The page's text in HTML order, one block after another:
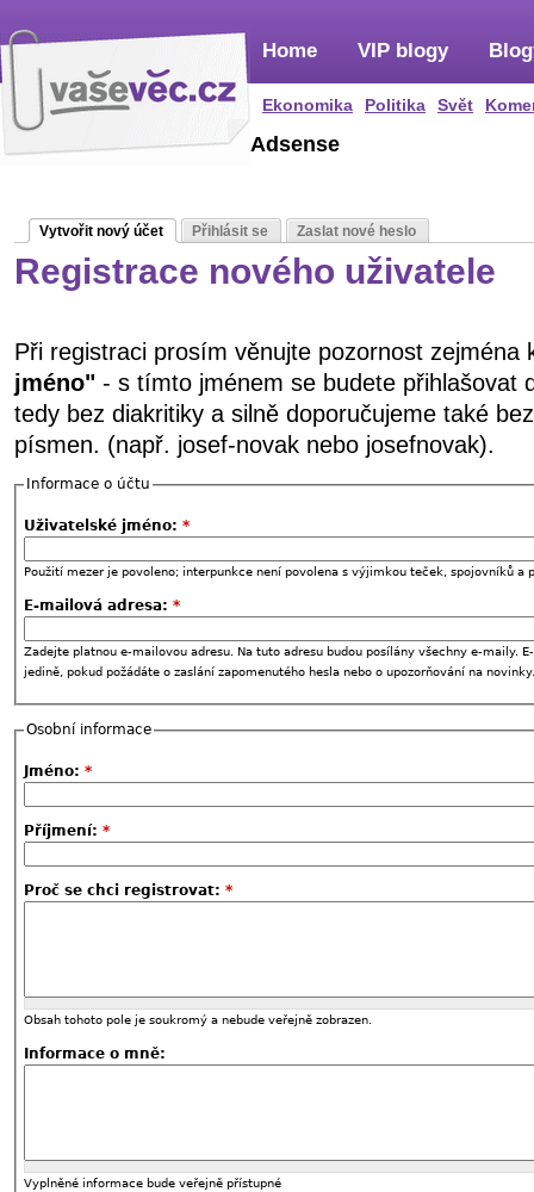
Home
Ekonomika Politika Svět
VIP blogy
Adsense
Vytvořit nový účet Přihlásit se Zaslat nové heslo
Registrace nového uživatele
Při registraci prosím věnujte pozornost zejména
jméno" - s tímto jménem se budete přihlašovat
tedy bez diakritiky a silně doporučujeme také
písmen. (např. josef-novak nebo josefnovak).
Informace o účtu
Uživatelské jméno: *
Použití mezer je povoleno; interpunkce není povolena s výjimkou teček, spojovníků a
E-mailová adresa: *
Zadejte platnou e-mailovou adresu. Na tuto adresu budou posílány všechny e-maily.
jedině, pokud požádáte o zaslání zapomenutého hesla nebo o upozorňování na novinky.
Osobní informace
Jméno: *
Příjmení: *
Proč se chci registrovat: *
Obsah tohoto pole je soukromý a nebude veřejně zobrazen.
Informace o mně:
Vyplněné informace bude veřejně přístupné